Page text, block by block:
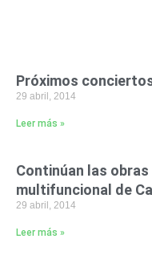
Próximos
29 abril, 2014
Leer más »
Continúan las
multifuncional de
29 abril, 2014
Leer más »